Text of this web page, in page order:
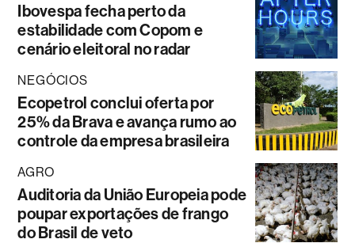
Ibovespa fecha perto da
estabilidade com Copom e
cenário eleitoral no radar
NEGÓCIOS
Ecopetrol conclui oferta por
25% da Brava e avança rumo ao
controle da empresa brasileira
AGRO
Auditoria da União Europeia pode
poupar exportações de frango
do Brasil de veto